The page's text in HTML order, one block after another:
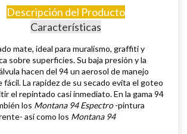
Descripción del Producto
Características
mate, ideal para muralismo, graffiti y
sobre superficies.Su baja presión y la
hacen del 94 un aerosol de manejo
La rapidez de su secado evita el goteo
el repintado casi inmediato.En la gama 94
los Montana 94 Espectro-pintura
así como los Montana 94